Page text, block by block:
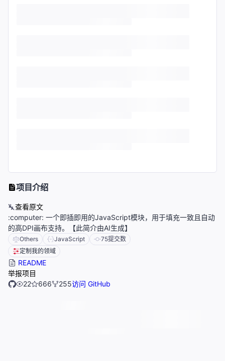
项目介绍
查看原文
:computer: 一个即插即用的JavaScript模块，用于填充一致且自动
的高DPI画布支持。【此简介由AI生成】
Others JavaScript 75提交数
定制我的领域
README
举报项目
22
666 255访问 GitHub